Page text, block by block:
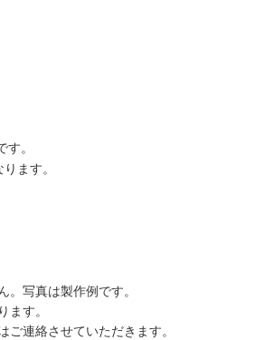
。
ます。
写真は製作例です。
ます。
連絡させていただきます。